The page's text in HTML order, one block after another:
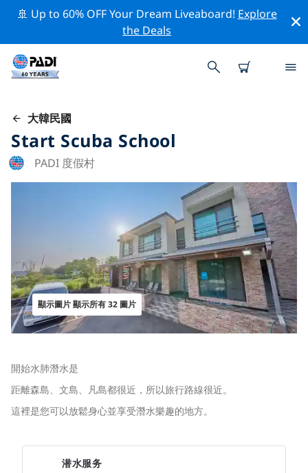
🚢 Up to 60% OFF Your Dream Liveaboard! Explore
the Deals
大韓民國
Start Scuba School
PADI 度假村
顯示圖片 顯示所有 32 圖片
開始水肺潛水是
距離森島、文島、凡島都很近，所以旅行路線很近。
這裡是您可以放鬆身心並享受潛水樂趣的地方。
潜水服务